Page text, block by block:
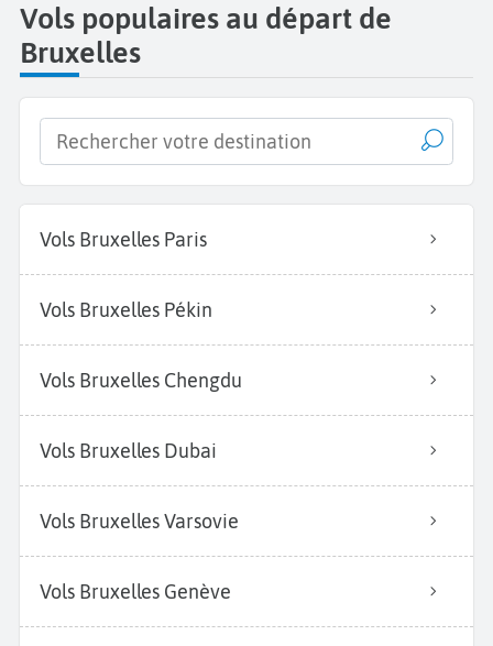
Vols populaires au départ de
Bruxelles
Vols Bruxelles Paris
Vols Bruxelles Pékin
Vols Bruxelles Chengdu
Vols Bruxelles Dubai
Vols Bruxelles Varsovie
Vols Bruxelles Genève